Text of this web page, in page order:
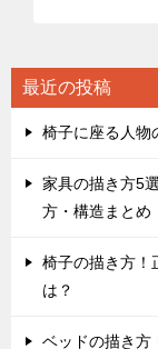
シ
ョ
最近の投稿
椅子に座る人物
家具の描き方5
方・構造まとめ
椅子の描き方！
は？
ベッドの描き方